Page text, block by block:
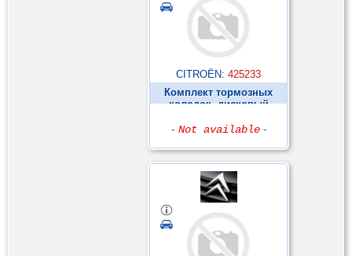
CITROËN: 425233
Комплект тормозных
колодок, дисковый
- Not available -